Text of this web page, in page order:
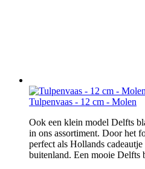
Tulpenvaas - 12 cm - Molen
Ook een klein model Delfts
in ons assortiment. Door het
perfect als Hollands
buitenland. Een mooie